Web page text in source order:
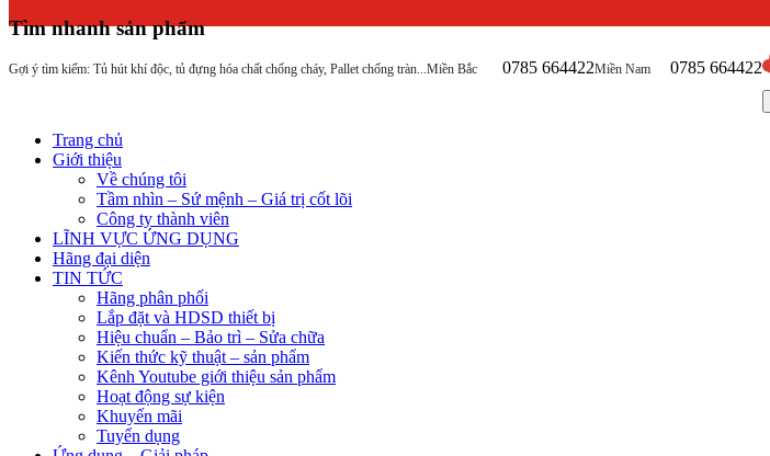
Tìm nhanh sản phẩm
Gợi ý tìm kiếm: Tủ hút khí độc, tủ đựng hóa chất chống cháy, Pallet chống tràn... Miền Bắc 0785 664422Miền Nam 0785 664422
Trang chủ
Giới thiệu
Về chúng tôi
Tầm nhìn – Sứ mệnh – Giá trị cốt lõi
Công ty thành viên
LĨNH VỰC ỨNG DỤNG
Hãng đại diện
TIN TỨC
Hãng phân phối
Lắp đặt và HDSD thiết bị
Hiệu chuẩn – Bảo trì – Sửa chữa
Kiến thức kỹ thuật – sản phẩm
Kênh Youtube giới thiệu sản phẩm
Hoạt động sự kiện
Khuyến mãi
Tuyển dụng